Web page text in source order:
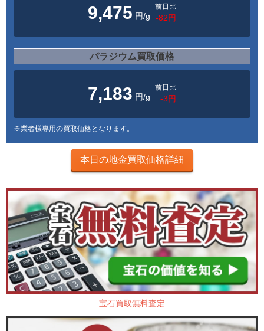
9,475 円/g
前日比
-82円
パラジウム買取価格
7,183 円/g
前日比
-3円
※業者様専用の買取価格となります。
本日の地金買取価格詳細
宝石買取無料査定